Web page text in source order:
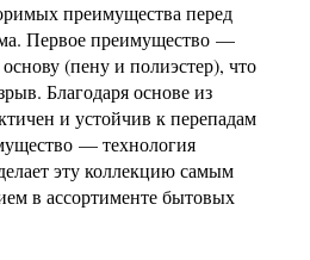
преимущества перед
Первое преимущество —
(пену и полиэстер), что
Благодаря основе из
и устойчив к перепадам
— технология
эту коллекцию самым
в ассортименте бытовых